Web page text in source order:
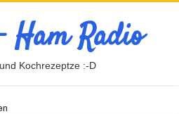
Radio
Kochrezeptze :-D